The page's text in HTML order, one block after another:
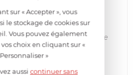
pas juste, il serait plus
a prix plus élevé que les
car il est de bien meilleure
Elastomoule est, à la
dans une
qualité, la mousse de
sur « Accepter », vous
le stockage de cookies sur
Vous pouvez également
choix en cliquant sur «
Personnaliser »
aussicontinuer sans